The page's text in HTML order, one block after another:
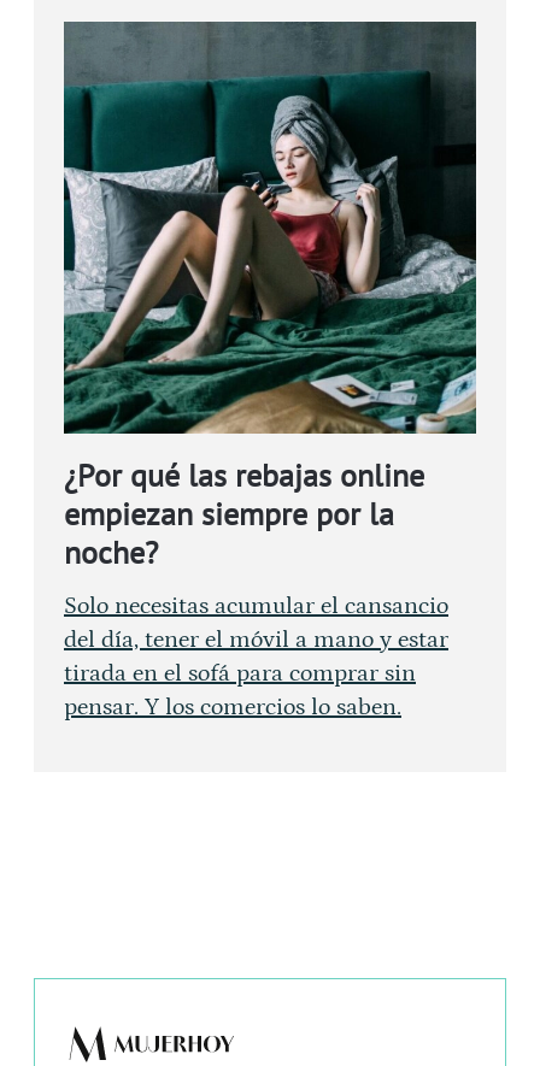
¿Por qué las rebajas online
empiezan siempre por la
noche?
Solo necesitas acumular el cansancio
del día, tener el móvil a mano y estar
tirada en el sofá para comprar sin
pensar. Y los comercios lo saben.